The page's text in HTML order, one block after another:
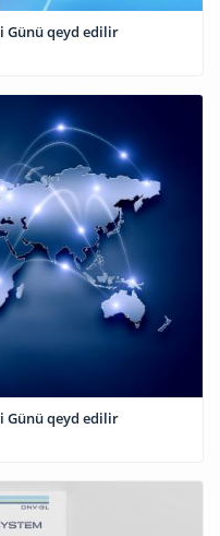
Günü qeyd edilir
Günü qeyd edilir